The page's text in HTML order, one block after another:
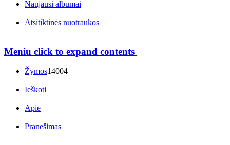
Naujausi albumai
Atsitiktinės nuotraukos
Meniu click to expand contents
Žymos14004
Ieškoti
Apie
Pranešimas